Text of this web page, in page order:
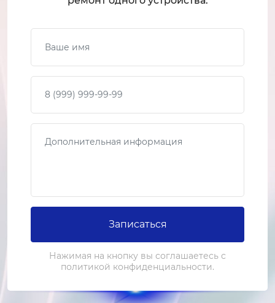
Ремонт платы управления
1-2 часа
от 1 500 ₽
Замена фильтра осушителя
2-3 часа
от 2 000 ₽
от 1 500 ₽
1-2 часа
от 1 200 ₽
Ваше имя
Ваш телефон
Сообщение
Записаться
Нажимая на кнопку вы соглашаетесь с
политикой конфиденциальности.